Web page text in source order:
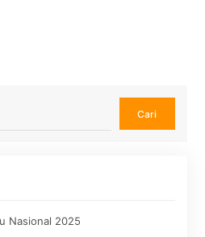
Cari
Nasional 2025